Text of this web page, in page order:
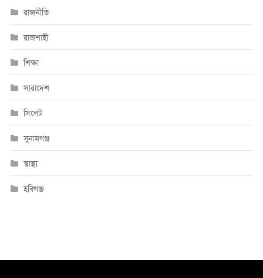
রাজনীতি
রাজশাহী
শিক্ষা
সারাদেশ
সিলেট
সুনামগঞ্জ
স্বাস্থ্য
হবিগঞ্জ